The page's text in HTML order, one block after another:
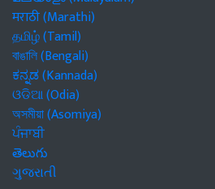
मराठी (Marathi)
தமிழ் (Tamil)
বাঙালি (Bengali)
ಕನ್ನಡ (Kannada)
ଓଡିଆ (Odia)
অসমীয়া (Asomiya)
ਪੰਜਾਬੀ
తెలుగు
ગુજરાતી